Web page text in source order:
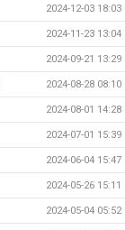
2024-12-03 18:03
2024-11-23 13:04
2024-09-21 13:29
2024-08-28 08:10
2024-08-01 14:28
2024-07-01 15:39
2024-06-04 15:47
2024-05-26 15:11
2024-05-04 05:52